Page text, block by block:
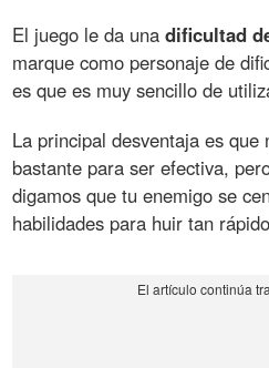
El juego le da unadificultad
marque como personaje de
es que es muy sencillo de
La principal desventaja es que
bastante para ser efectiva,
digamos que tu enemigo se
habilidades para huir tan